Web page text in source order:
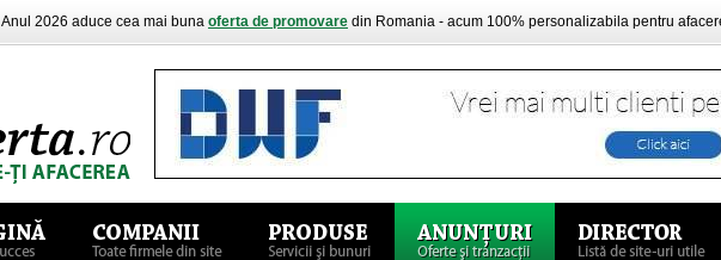
Anul 2026 aduce cea mai buna oferta de promovare din Romania - acum 100% personalizabila pentru